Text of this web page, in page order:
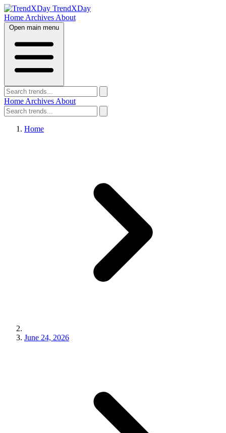
TrendXDay
Home Archives About
Open main menu
Home Archives About
Home
June 24, 2026